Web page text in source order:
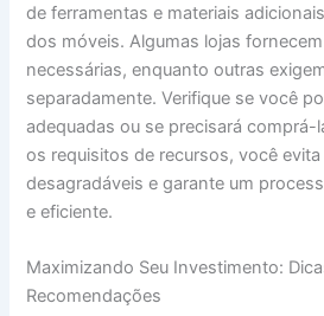
de ferramentas e materiais
dos móveis. Algumas lojas
necessárias, enquanto outras
separadamente. Verifique se você
adequadas ou se precisará
os requisitos de recursos, você
desagradáveis e garante um
e eficiente.
Maximizando Seu Investimento:
Recomendações